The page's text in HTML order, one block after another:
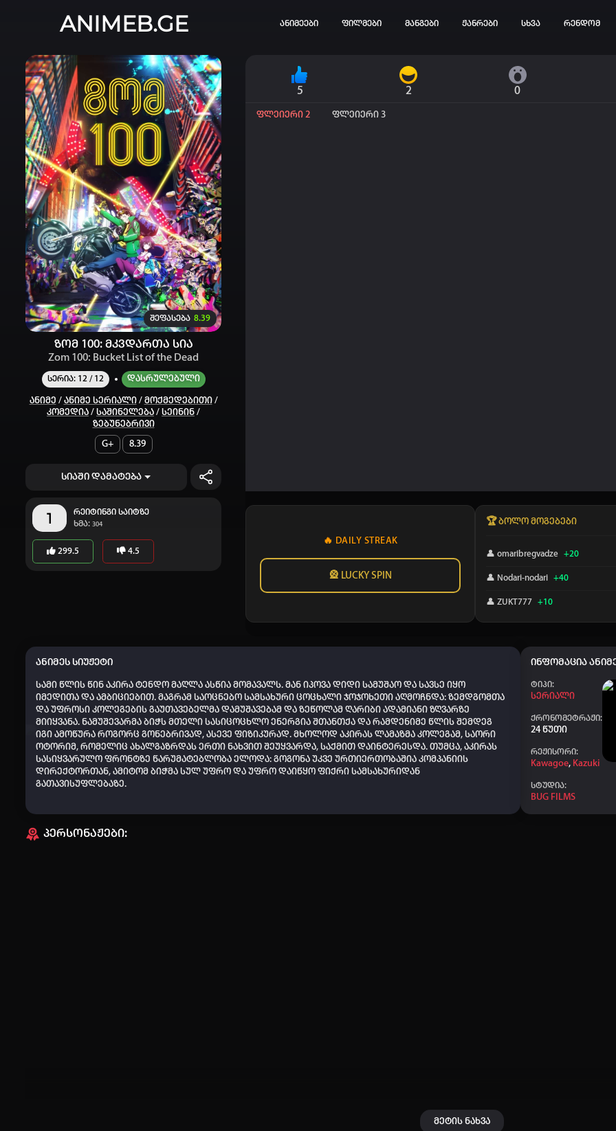
კვირის ტოპ 3 მოძებნადი სიტყვა
ANIMEB.GE ანიმეები ფილმები მანგები ჟანრები სხვა რენდომ
შეფასება 8.39
ზომ 100: მკვდართა სია
Zom 100: Bucket List of the Dead
სერია: 12 / 12 Დასრულებული
Ანიმე / Ანიმე Სერიალი/ Მოქმედებითი/
Კომედია / Საშინელება / Სეინინ /
Ზებუნებრივი
G+
8.39
სიაში დამატება
1
რეიტინგი საიტზე
ხმა: 304
299.5 4.5
5 2 0
ფლეიერი 2 ფლეიერი 3
🔥 DAILY STREAK
🎡 LUCKY SPIN
🏆 ბოლო მოგებები
👤 omaribregvadze +20
👤 Nodari-nodari +40
👤 ZUKT777 +10
👤 Shshbsbsb
👤 abrama +50
👤 Chiaber_379 +20
👤 saba_422 +20
👤 Dato chitrekashvili
👤 Aihoshino +50
ანიმეს სიუჟეტი
სამი წლის წინ აკირა ტენდო მაღლა ასწია მომავალს. მან იპოვა დიდი სამუშაო და სავსე იყო
იმედითა და ამბიციებით. მაგრამ საოცნებო სამსახური ცოცხალი ჯოჯოხეთი აღმოჩნდა: ზემდგომთა
და უფროსი კოლეგების გაუთავებელმა დამუშავებამ და ზეწოლამ ღარიბი ადამიანი ზღვარზე
მიიყვანა. ნამუშევარმა ბიჭს მთელი სასიცოცხლო ენერგია შთანთქა და რამდენიმე წლის შემდეგ
იგი ამოწურა როგორც გონებრივად, ასევე ფიზიკურად. მხოლოდ აკირას ლამაზმა კოლეგამ, საორი
ოტორიმ, რომელიც ახალგაზრდას ერთი ნახვით შეუყვარდა, საქმით დაინტერესდა. თუმცა, აკირას
სასიყვარულო ფრონტზე წარუმატებლობა ელოდა: გოგონა უკვე ურთიერთობაშია კომპანიის
დირექტორთან, ამიტომ ბიჭმა სულ უფრო და უფრო დაიწყო ფიქრი სამსახურიდან
გათავისუფლებაზე.
ინფომაცია
Ტიპი:
Სერიალი
ქრონომეტრაჟი:
24 წუთი
რეჟისორი:
Kawagoe, Kazuki
სტუდია:
BUG FILMS
პერსონაჟები:
მეტის ნახვა